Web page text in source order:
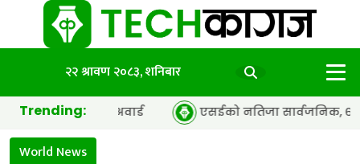
२२ श्रावण २०८३, शनिबार
Trending:
द इयर’ अवार्ड एसईको नतिजा सार्वजनिक, ६५.९८ प्रतिशत
World News